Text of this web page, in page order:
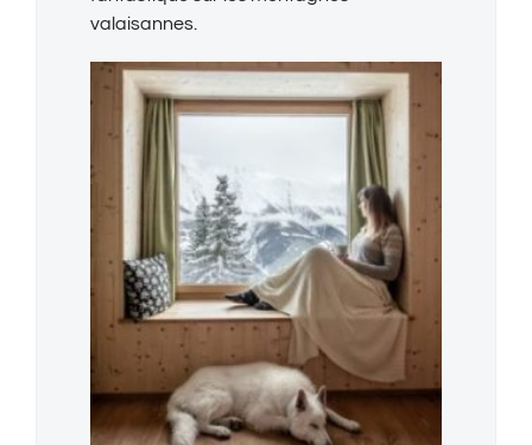
valaisannes.